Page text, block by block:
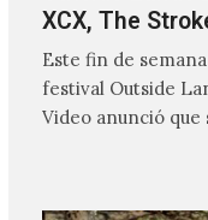
XCX, The
Este fin de
festival Outside
Video anunció